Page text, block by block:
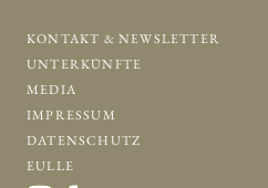
KONTAKT & NEWSLETTER
KONTAKT & NEWSLETTER
UNTERKÜNFTE
MEDIA
IMPRESSUM
DATENSCHUTZ
EULLE